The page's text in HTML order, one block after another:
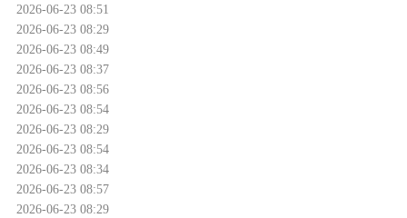
2026-06-23 08:51
2026-06-23 08:29
2026-06-23 08:49
2026-06-23 08:37
2026-06-23 08:56
2026-06-23 08:54
2026-06-23 08:29
2026-06-23 08:54
2026-06-23 08:34
2026-06-23 08:57
2026-06-23 08:29